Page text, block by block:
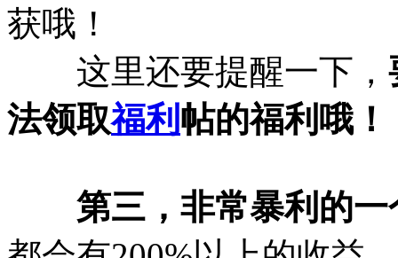
获哦！
这里还要提醒一下，
法领取福利 帖的福利哦！
第三，非常暴利的